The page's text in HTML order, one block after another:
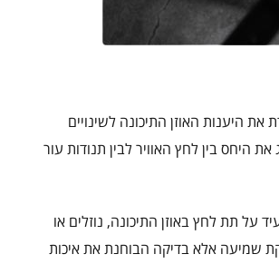
היענות האוזן התיכונה לשינויים
היחס בין לחץ האוויר לבין תנודות עור
על תת לחץ באוזן התיכונה, נוזלים או
שמיעה אלא בדיקה הבוחנת את איכות